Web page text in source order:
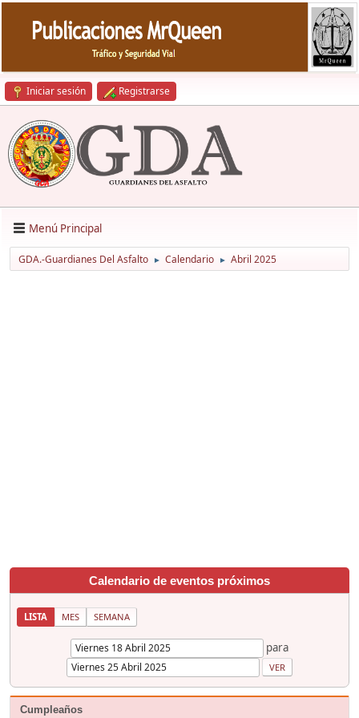
Iniciar sesión Registrarse
Menú Principal
GDA.-Guardianes Del Asfalto ► Calendario ► Abril 2025
Calendario de eventos próximos
LISTA MES SEMANA
para
Cumpleaños